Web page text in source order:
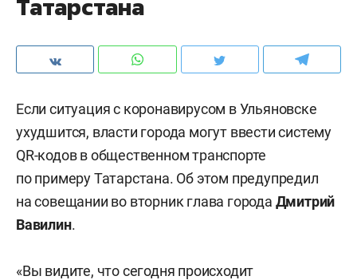
Татарстана
Если ситуация с коронавирусом в Ульяновске
ухудшится, власти города могут ввести систему
QR-кодов в общественном транспорте
по примеру Татарстана. Об этом предупредил
на совещании во вторник глава города Дмитрий
Вавилин.
«Вы видите, что сегодня происходит